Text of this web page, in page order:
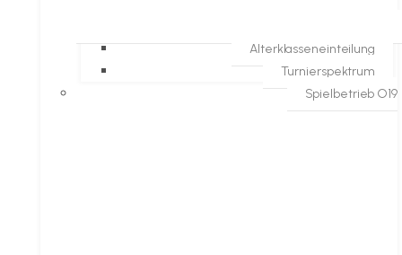
Alterklasseneinteilung
Turnierspektrum
Spielbetrieb O19